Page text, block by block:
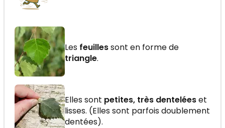
Les feuillessont en forme de
triangle.
Elles sont petites, très denteléeset
lisses. (Elles sont parfois doublement
dentées).